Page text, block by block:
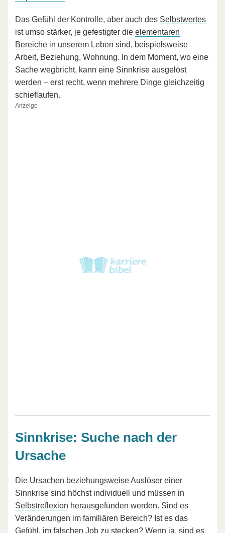
Das Gefühl der Kontrolle, aber auch des Selbstwertes
ist umso stärker, je gefestigter die elementaren
Bereiche in unserem Leben sind, beispielsweise
Arbeit, Beziehung, Wohnung. In dem Moment, wo eine
Sache wegbricht, kann eine Sinnkrise ausgelöst
werden – erst recht, wenn mehrere Dinge gleichzeitig
schieflaufen.
Anzeige
Sinnkrise: Suche nach der
Ursache
Die Ursachen beziehungsweise Auslöser einer
Sinnkrise sind höchst individuell und müssen in
Selbstreflexion herausgefunden werden. Sind es
Veränderungen im familiären Bereich? Ist es das
Gefühl, im falschen Job zu stecken? Wenn ja, sind es